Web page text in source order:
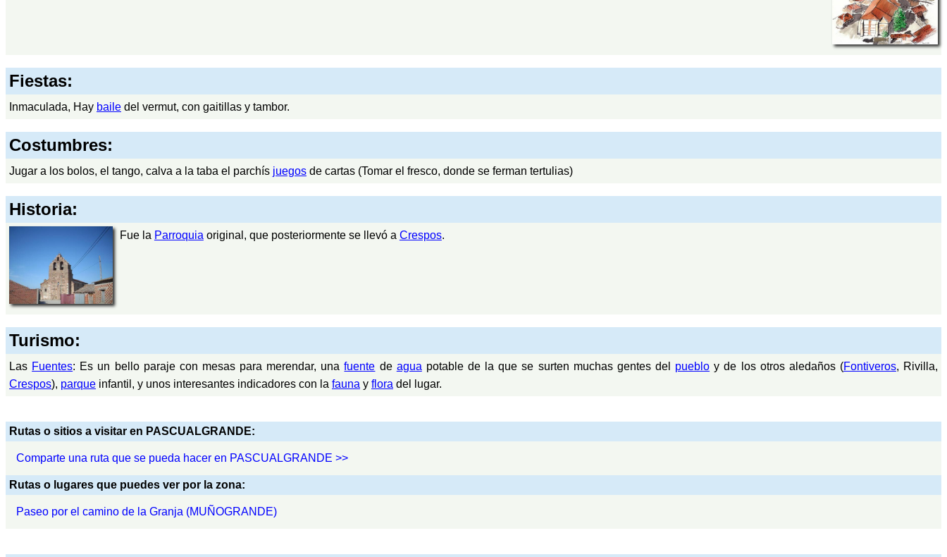
Fiestas:
Inmaculada, Hay baile del vermut, con gaitillas y tambor.
Costumbres:
Jugar a los bolos, el tango, calva a la taba el parchís juegos de cartas (Tomar el fresco, donde se ferman tertulias)
Historia:
Fue la Parroquia original, que posteriormente se llevó a Crespos.
Turismo:
Las Fuentes: Es un bello paraje con mesas para merendar, unafuente de agua potable de la que se surten muchas gentes del pueblo y de los otros aledaños (Fontiveros, Rivilla,
Crespos), parque infantil, y unos interesantes indicadores con la fauna y flora del lugar.
Rutas o sitios a visitar en PASCUALGRANDE:
Comparte una ruta que se pueda hacer en PASCUALGRANDE >>
Rutas o lugares que puedes ver por la zona:
Paseo por el camino de la Granja (MUÑOGRANDE)